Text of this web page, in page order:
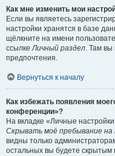
Как мне изменить мои
Если вы являетесь
настройки хранятся в базе
щёлкните на имени
ссылкеЛичный раздел. Там вы
предпочтения.
Вернуться к началу
Как избежать появления
конференции»?
На вкладке «Личные
Скрывать моё пребывание на
видны только
остальных вы будете скрытым